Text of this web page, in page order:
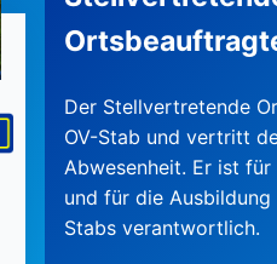
Der Stellvertretende
OV-Stab und vertritt
Abwesenheit. Er ist
und für die
Stabs verantwortlich.